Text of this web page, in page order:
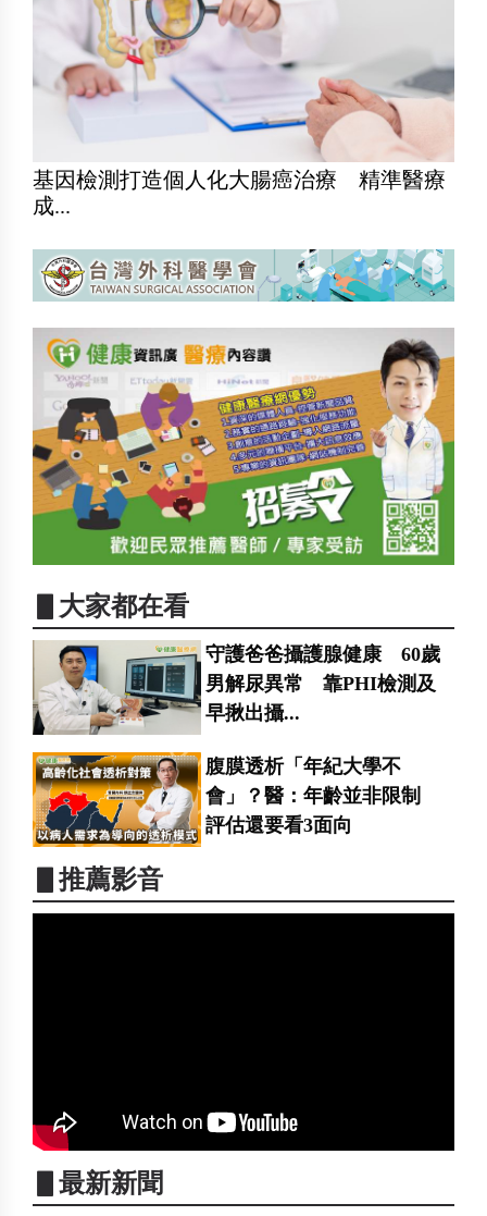
基因檢測打造個人化大腸癌治療 精準醫療
成...
▋大家都在看
守護爸爸攝護腺健康 60歲
男解尿異常 靠PHI檢測及
早揪出攝...
腹膜透析「年紀大學不
會」？醫：年齡並非限制
評估還要看3面向
▋推薦影音
▋最新新聞